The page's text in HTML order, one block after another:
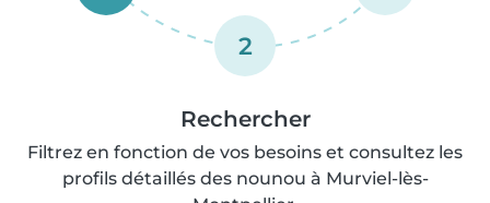
2
Rechercher
Filtrez en fonction de vos besoins et consultez les
profils détaillés des nounou à Murviel-lès-